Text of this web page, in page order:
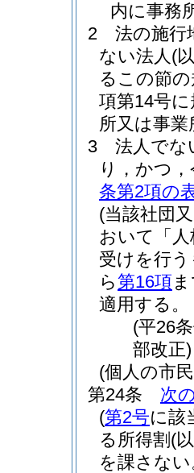
内に事務
2
法の施行
ない法人(
るこの節
項第14号
所又は事
3
法人でな
り，かつ
条第2項の
(当該社団
おいて「
受けを行
ら第16項
適用する。
(平26
部改正)
(個人の市
第24条
次
(第2号に該
る所得割 (
を課さな